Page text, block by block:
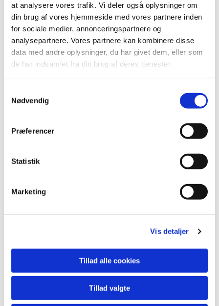
at analysere vores trafik. Vi deler også oplysninger om
din brug af vores hjemmeside med vores partnere inden
for sociale medier, annonceringspartnere og
analysepartnere. Vores partnere kan kombinere disse
data med andre oplysninger, du har givet dem, eller som
de har indsamlet fra din brug af deres tjenester.
Nødvendig
Præferencer
Statistik
Marketing
Vis detaljer
Tillad alle cookies
Tillad valgte